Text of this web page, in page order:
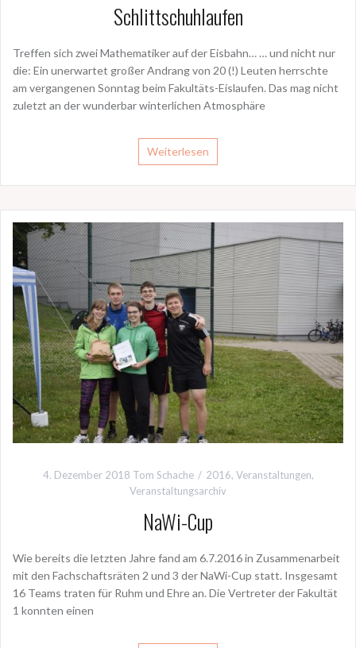
Schlittschuhlaufen
Treffen sich zwei Mathematiker auf der Eisbahn… … und nicht nur
die: Ein unerwartet großer Andrang von 20 (!) Leuten herrschte
am vergangenen Sonntag beim Fakultäts-Eislaufen. Das mag nicht
zuletzt an der wunderbar winterlichen Atmosphäre
Weiterlesen
4. Dezember 2018 Tom Schache 2016, Veranstaltungen,
Veranstaltungsarchiv
NaWi-Cup
Wie bereits die letzten Jahre fand am 6.7.2016 in Zusammenarbeit
mit den Fachschaftsräten 2 und 3 der NaWi-Cup statt. Insgesamt
16 Teams traten für Ruhm und Ehre an. Die Vertreter der Fakultät
1 konnten einen